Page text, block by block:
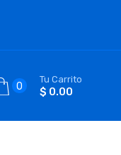
0
Tu Carrito
$ 0.00